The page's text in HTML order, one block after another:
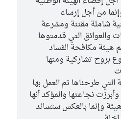
من أجل إرساء
شاملة مقننة ومشرعة
والعوائق التي قدمتوها
هيئة مكافحة الفساد
بروح تشاركية ومنها
التي طرحناها تم العمل بها
نجاعتها والمؤكد أنها
وإنما بالعكس ستساند